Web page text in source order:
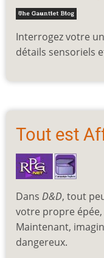
Interrogez votre
détails sensoriels
Tout est
Dans D&D, tout
votre propre
Maintenant,
dangereux.